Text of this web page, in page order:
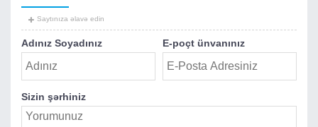
Saytınıza əlavə edin
Adınız Soyadınız E-poçt ünvanınız
Sizin şərhiniz